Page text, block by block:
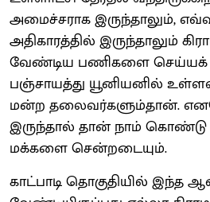
அமைச்சராக இருந்தாலும்,
அதிகாரத்தில் இருந்தாலும்
வேண்டிய பணிகளை செய்யக்
பஞ்சாயத்து யூனியனில்
மன்ற தலைவர்களும்தான்.
இருந்தால் தான் நாம் கொண்டு
மக்களை சென்றடையும்.
காட்பாடி தொகுதியில் இந்த